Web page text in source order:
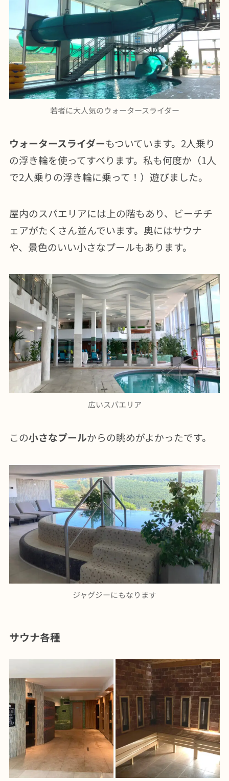
若者に大人気のウォータースライダー
ウォータースライダーもついています。2人乗り
の浮き輪を使ってすべります。私も何度か（1人
で2人乗りの浮き輪に乗って！）遊びました。
屋内のスパエリアには上の階もあり、ビーチチ
ェアがたくさん並んでいます。奥にはサウナ
や、景色のいい小さなプールもあります。
広いスパエリア
この小さなプールからの眺めがよかったです。
ジャグジーにもなります
サウナ各種